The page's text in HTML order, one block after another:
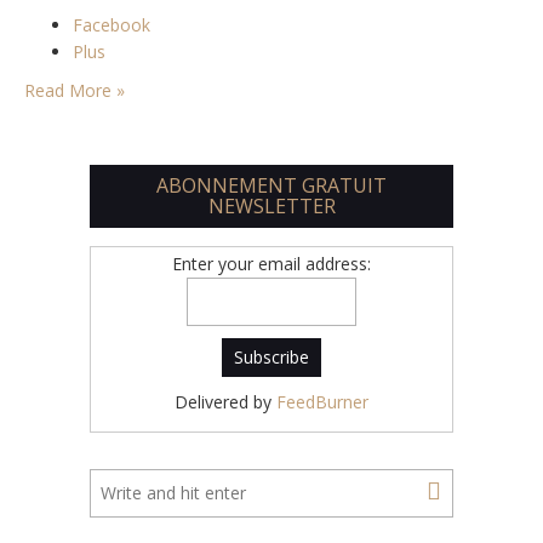
Facebook
Plus
Read More »
ABONNEMENT GRATUIT
NEWSLETTER
Enter your email address:
Delivered by FeedBurner